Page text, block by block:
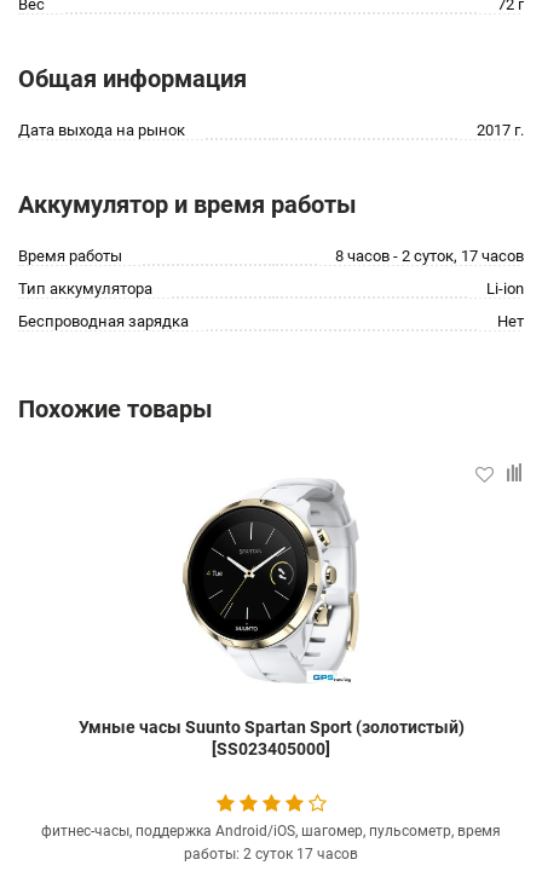
Вес 72 г
Общая информация
Дата выхода на рынок 2017 г.
Аккумулятор и время работы
Время работы
8 часов - 2 суток, 17 часов
Тип аккумулятора
Li-ion
Беспроводная зарядка
Нет
Похожие товары
Умные часы Suunto Spartan Sport (золотистый)
[SS023405000]
фитнес-часы, поддержка Android/iOS, шагомер, пульсометр, время
работы: 2 суток 17 часов